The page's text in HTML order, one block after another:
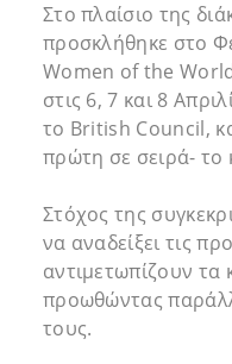
Στο πλαίσιο της
προσκλήθηκε στο
Women of the
στις 6, 7 και 8
το British Council,
πρώτη σε σειρά- το
Στόχος της
να αναδείξει τις
αντιμετωπίζουν τα
προωθώντας
τους.